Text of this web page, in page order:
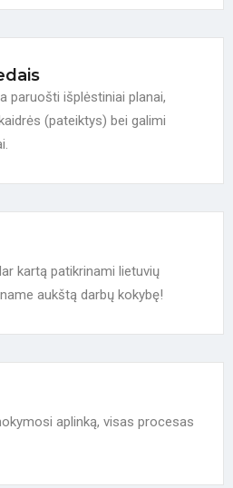
paruošti išplėstiniai planai,
(pateiktys) bei galimi
kartą patikrinami lietuvių
aukštą darbų kokybę!
aplinką, visas procesas